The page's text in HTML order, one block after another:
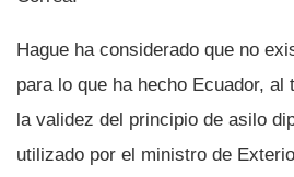
Hague ha considerado que no
para lo que ha hecho Ecuador, al
la validez del principio de asilo
utilizado por el ministro de